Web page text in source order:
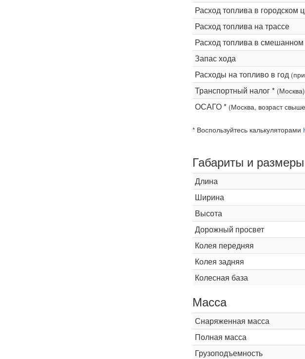
Расход топлива в городском
Расход топлива на трассе
Расход топлива в смешанном
Запас хода
Расходы на топливо в год
Транспортный налог * (Москва)
ОСАГО * (Москва, возраст
* Воспользуйтесь калькуляторами
Габариты и размеры
Длина
Ширина
Высота
Дорожный просвет
Колея передняя
Колея задняя
Колесная база
Масса
Снаряженная масса
Полная масса
Грузоподъемность